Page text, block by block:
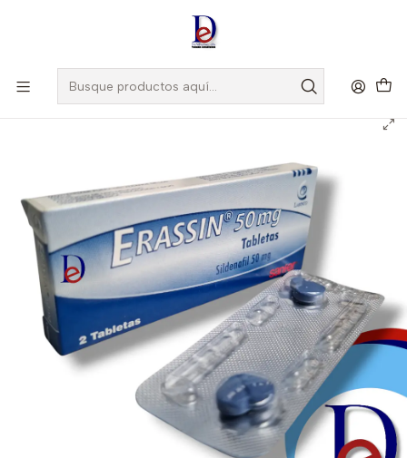
, Si eres nuevo regístrate
ERASSIN 50 MG X 2 TAB - SILDENAFIL 50 MG- LABINCO-UBI 14-C